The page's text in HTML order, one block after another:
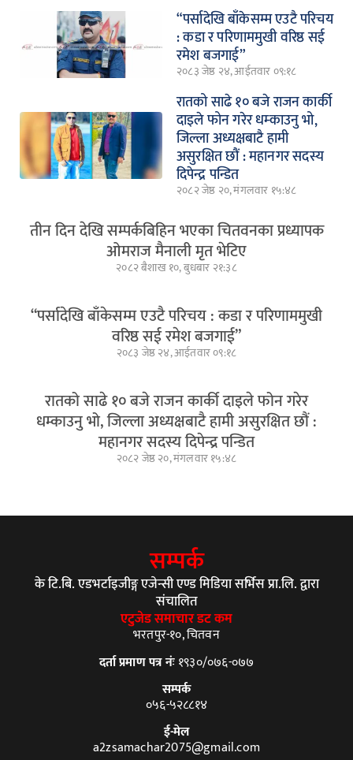
“पर्सादेखि बाँकेसम्म एउटै परिचय
: कडा र परिणाममुखी वरिष्ठ सई
रमेश बजगाई”
२०८३ जेष्ठ २४, आईतवार ०९:१८
रातको साढे १० बजे राजन कार्की
दाइले फोन गरेर धम्काउनु भो,
जिल्ला अध्यक्षबाटै हामी
असुरक्षित छौं : महानगर सदस्य
दिपेन्द्र पन्डित
२०८२ जेष्ठ २०, मंगलवार १५:४८
तीन दिन देखि सम्पर्कबिहिन भएका चितवनका प्रध्यापक
ओमराज मैनाली मृत भेटिए
२०८२ बैशाख १०, बुधबार २१:३८
“पर्सादेखि बाँकेसम्म एउटै परिचय : कडा र परिणाममुखी
वरिष्ठ सई रमेश बजगाई”
२०८३ जेष्ठ २४, आईतवार ०९:१८
रातको साढे १० बजे राजन कार्की दाइले फोन गरेर
धम्काउनु भो, जिल्ला अध्यक्षबाटै हामी असुरक्षित छौं :
महानगर सदस्य दिपेन्द्र पन्डित
२०८२ जेष्ठ २०, मंगलवार १५:४८
सम्पर्क
के टि.बि. एडभर्टाइजीङ्ग एजेन्सी एण्ड मिडिया सर्भिस प्रा.लि. द्वारा
संचालित
एटुजेड समाचार डट कम
भरतपुर-१०, चितवन
दर्ता प्रमाण पत्र नंः१९३०/०७६-०७७
सम्पर्क
०५६-५२८८१४
ई-मेल
a2zsamachar2075@gmail.com